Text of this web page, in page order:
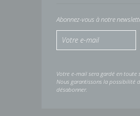
Abonnez-vous à notre
Votre e-mail sera gardé en toute
Nous garantissons la possibilité
désabonner.